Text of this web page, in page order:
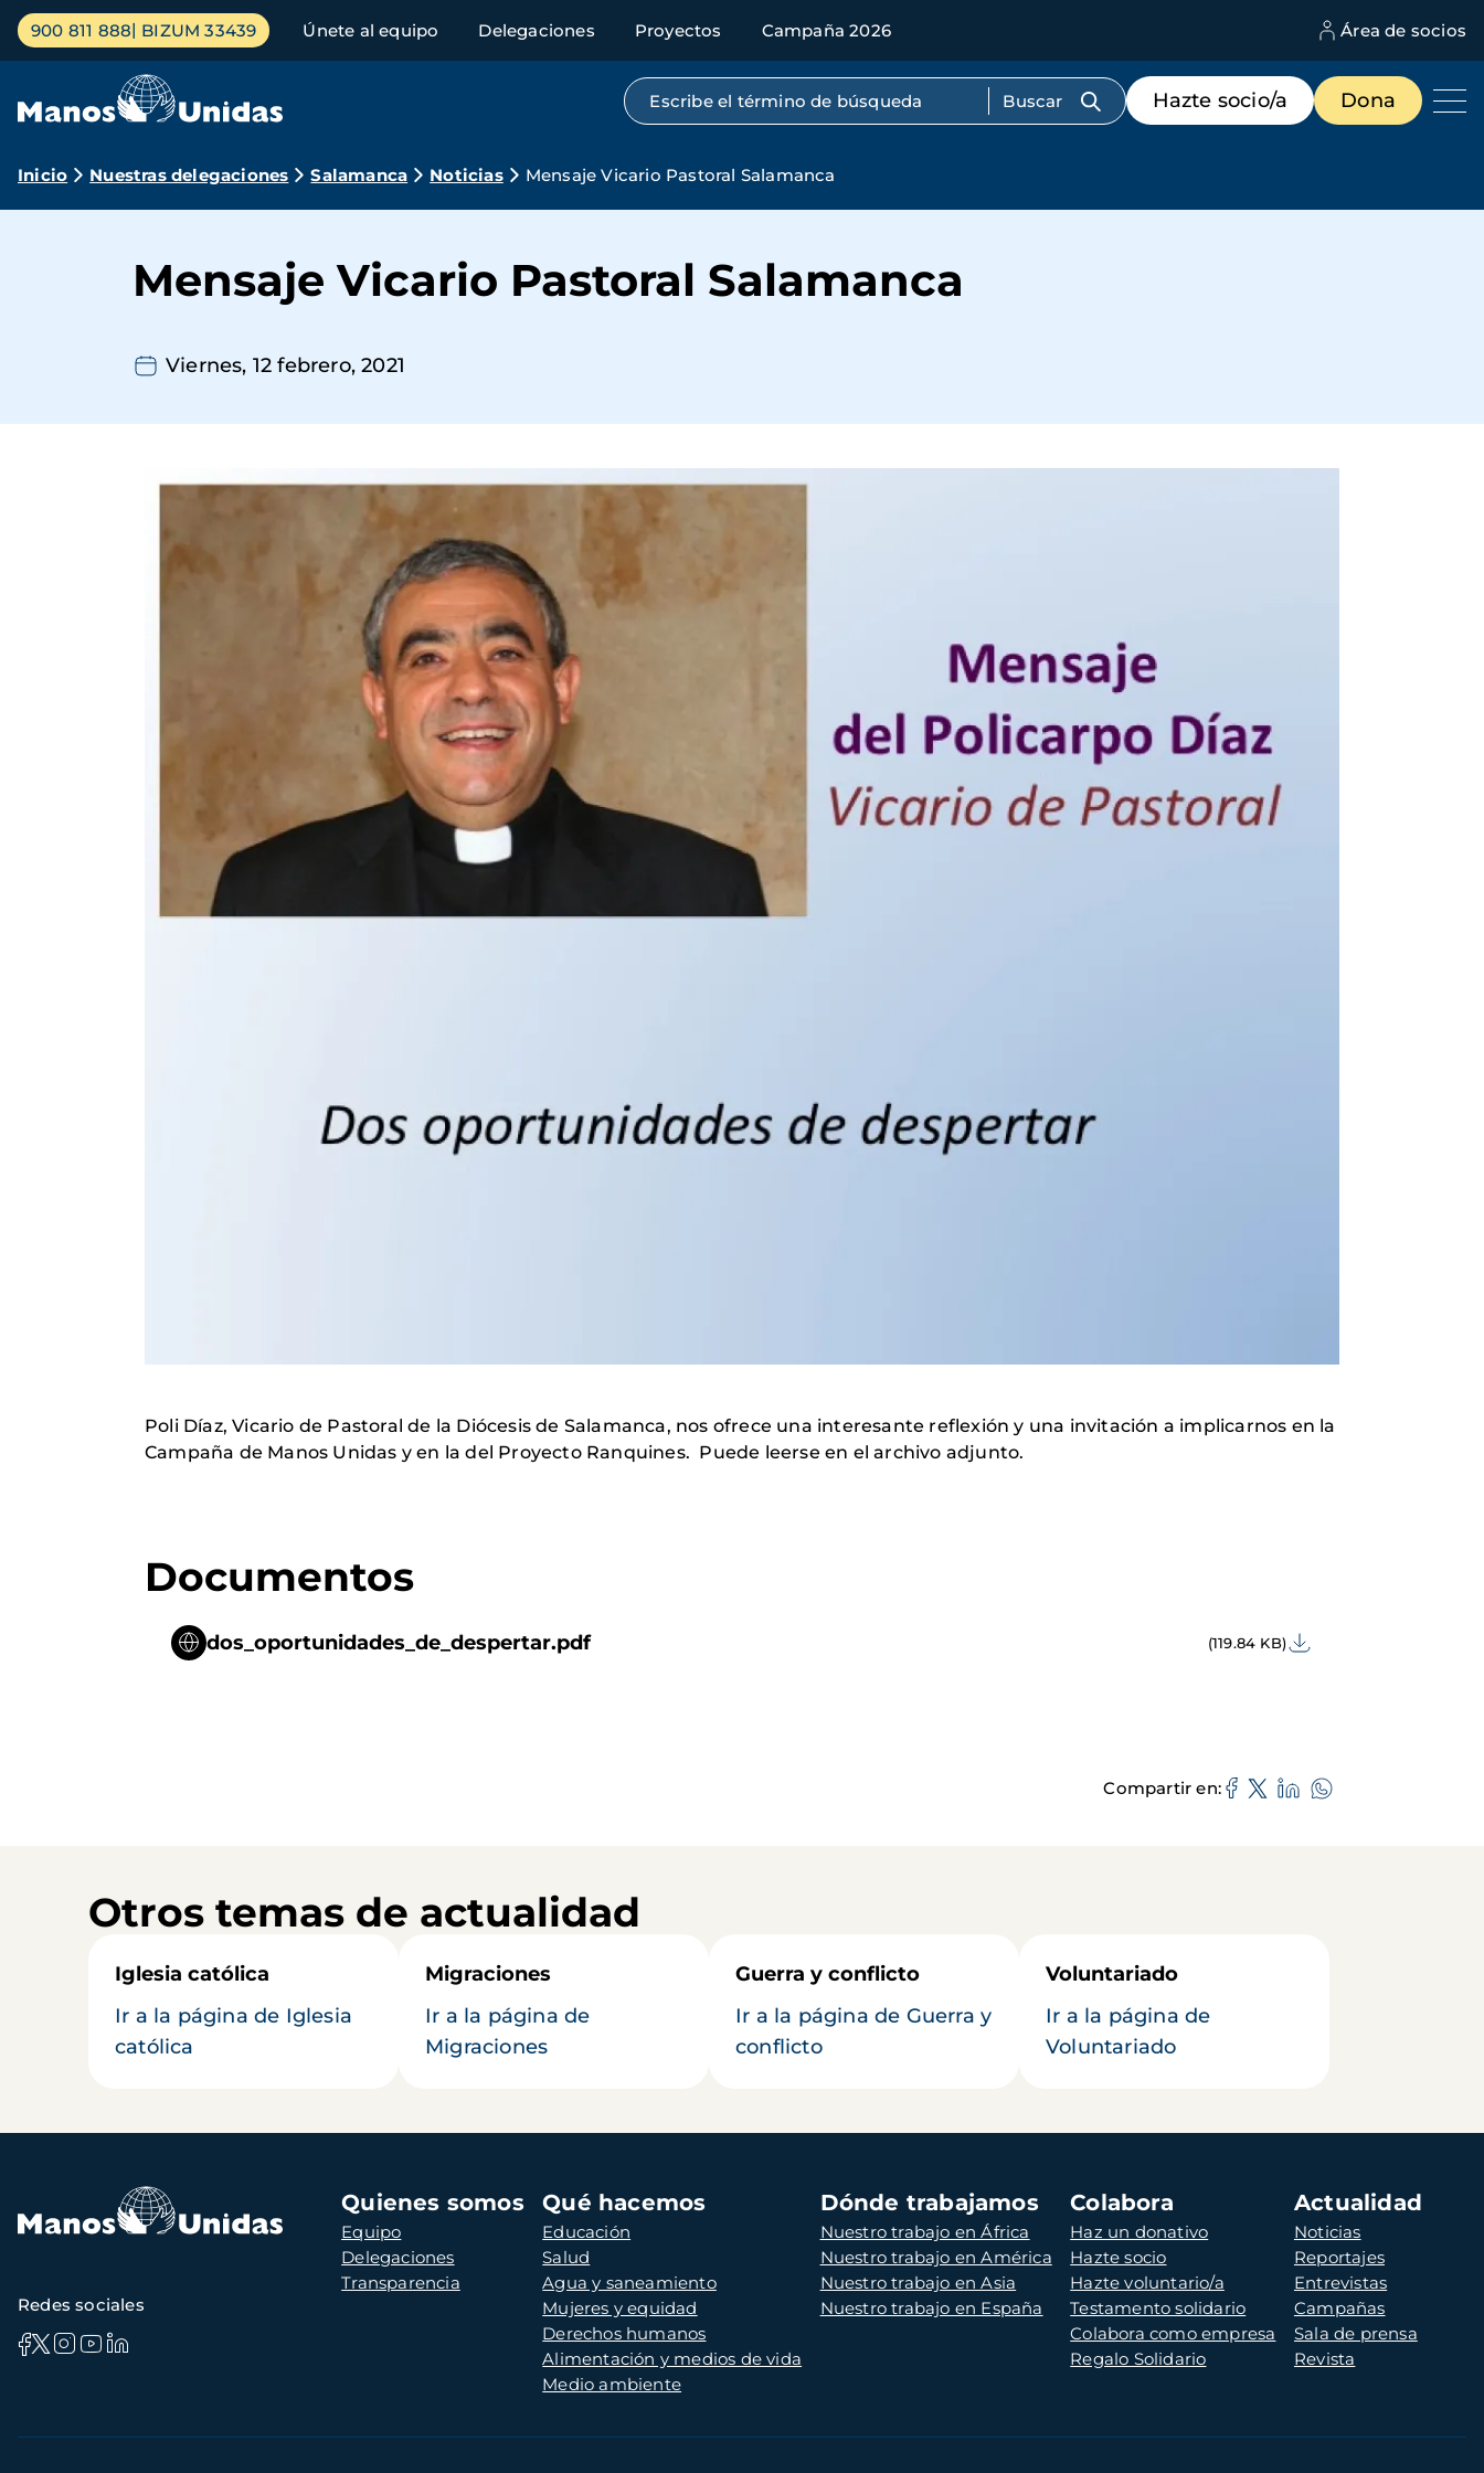
Pasar
contenido
Menú
principal
900 811 888 BIZUM 33439 Únete al equipo Delegaciones Proyectos Campaña 2026 Área de socios
Búsqueda por texto completo
Menú
de
destacados
Hazte socio/a Dona
Ruta
navegación
Inicio Nuestras delegaciones Salamanca Noticias Mensaje Vicario Pastoral Salamanca
Mensaje Vicario Pastoral Salamanca
Viernes, 12 febrero, 2021
Poli Díaz, Vicario de Pastoral de la Diócesis de Salamanca, nos ofrece una interesante reflexión y una invitación a implicarnos en la
Campaña de Manos Unidas y en la del Proyecto Ranquines. Puede leerse en el archivo adjunto.
Documentos
dos_oportunidades_de_despertar.pdf (119.84 KB)
Compartir en
Otros temas de actualidad
Iglesia católica
Ir a la página de Iglesia
católica
Migraciones
Ir a la página de
Migraciones
Guerra y conflicto
Ir a la página de Guerra y
conflicto
Voluntariado
Ir a la página de
Voluntariado
Navegación
principal
Quienes somos
Equipo
Delegaciones
Transparencia
Qué hacemos
Educación
Salud
Agua y saneamiento
Mujeres y equidad
Derechos humanos
Alimentación y medios de vida
Medio ambiente
Dónde trabajamos
Nuestro trabajo en África
Nuestro trabajo en América
Nuestro trabajo en Asia
Nuestro trabajo en España
Colabora
Haz un donativo
Hazte socio
Hazte voluntario/a
Testamento solidario
Colabora como empresa
Regalo Solidario
Actualidad
Noticias
Reportajes
Entrevistas
Campañas
Sala de prensa
Revista
Redes sociales